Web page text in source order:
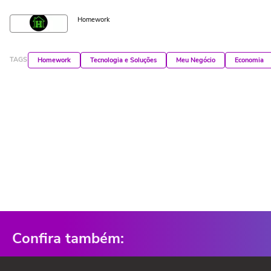
Homework
TAGS Homework Tecnologia e Soluções Meu Negócio Economia
Confira também: